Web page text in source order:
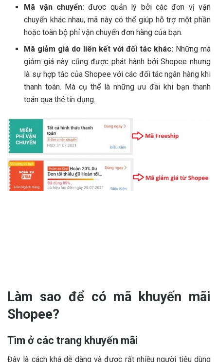
Mã vận chuyển: được quản lý bởi các đơn vị vận
chuyển khác nhau, mã này có thể giúp hỗ trợ một phần
hoặc toàn bộ phí vận chuyển đơn hàng của bạn.
Mã giảm giá do liên kết với đối tác khác: Những mã
giảm giá này cũng được phát hành bởi Shopee nhưng
là sự hợp tác của Shopee với các đối tác ngân hàng khi
thanh toán. Mà cụ thể là những ưu đãi khi bạn thanh
toán qua thẻ tín dụng.
Làm sao để có mã khuyến mãi
Shopee?
Tìm ở các trang khuyến mãi
Đây là cách khá dễ dàng và được rất nhiều người tiêu dùng